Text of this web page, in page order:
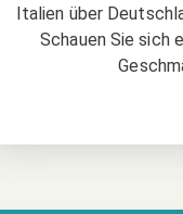
Italien über
Schauen Sie sich